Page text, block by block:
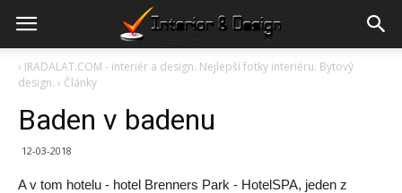
› IRADALAT.COM - interiér a design. Nejlepší fotky interiéru. Bytový
design. › Články
Baden v badenu
12-03-2018
A v tom hotelu - hotel Brenners Park - HotelSPA, jeden z